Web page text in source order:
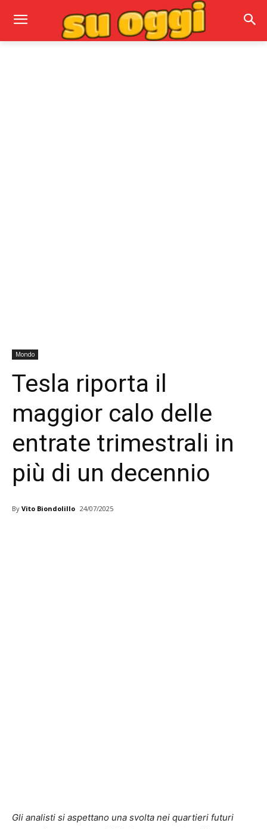
Mondo
Tesla riporta il
maggior calo delle
entrate trimestrali in
più di un decennio
By Vito Biondolillo 24/07/2025
Gli analisti si aspettano una svolta nei quartieri futuri